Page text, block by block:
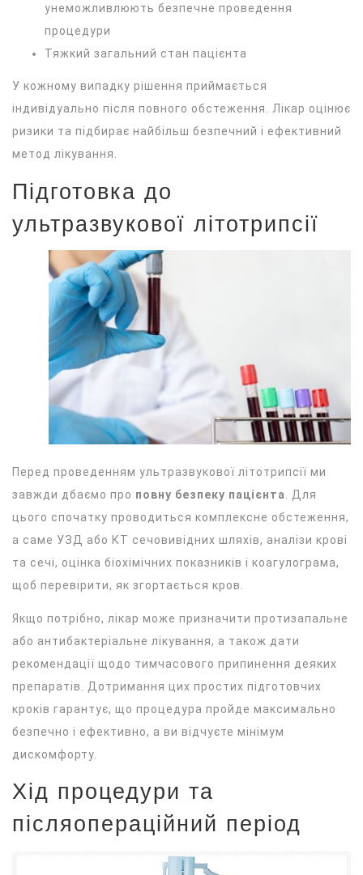
унеможливлюють безпечне проведення
процедури
Тяжкий загальний стан пацієнта
У кожному випадку рішення приймається
індивідуально після повного обстеження. Лікар оцінює
ризики та підбирає найбільш безпечний і ефективний
метод лікування.
Підготовка до
ультразвукової літотрипсії
Перед проведенням ультразвукової літотрипсії ми
завжди дбаємо про повну безпеку пацієнта
. Для
цього спочатку проводиться комплексне обстеження,
а саме УЗД або КТ сечовивідних шляхів, аналізи крові
та сечі, оцінка біохімічних показників і коагулограма,
щоб перевірити, як згортається кров.
Якщо потрібно, лікар може призначити протизапальне
або антибактеріальне лікування, а також дати
рекомендації щодо тимчасового припинення деяких
препаратів. Дотримання цих простих підготовчих
кроків гарантує, що процедура пройде максимально
безпечно і ефективно, а ви відчуєте мінімум
дискомфорту.
Хід процедури та
післяопераційний період